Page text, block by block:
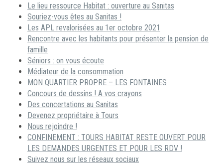
Le lieu ressource Habitat : ouverture au Sanitas
Souriez-vous êtes au Sanitas !
Les APL revalorisées au 1er octobre 2021
Rencontre avec les habitants pour présenter la pension de
famille
Séniors : on vous écoute
Médiateur de la consommation
MON QUARTIER PROPRE – LES FONTAINES
Concours de dessins ! A vos crayons
Des concertations au Sanitas
Devenez propriétaire à Tours
Nous rejoindre !
CONFINEMENT : TOURS HABITAT RESTE OUVERT POUR
LES DEMANDES URGENTES ET POUR LES RDV !
Suivez nous sur les réseaux sociaux